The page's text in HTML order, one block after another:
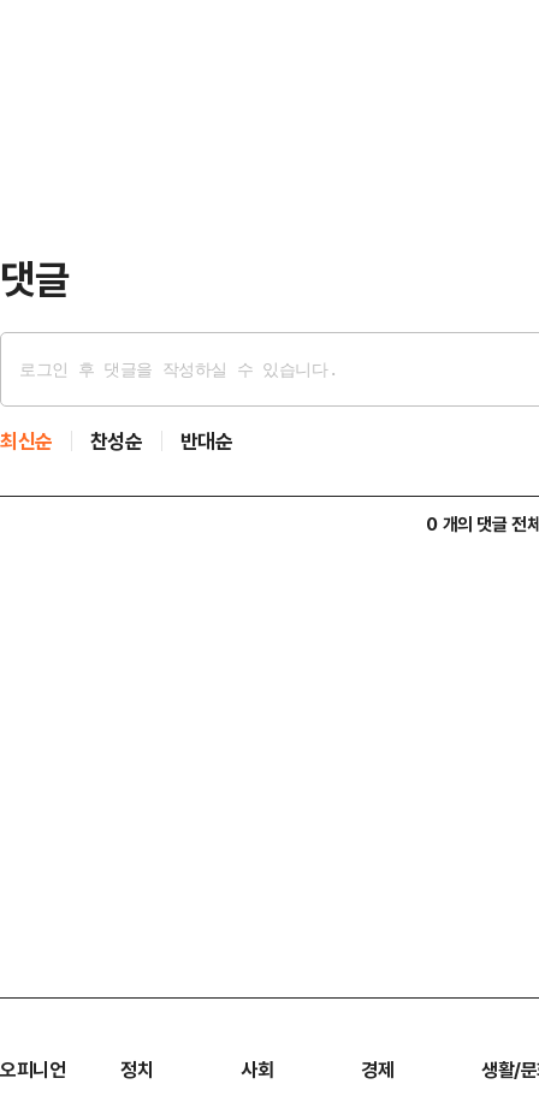
댓글
최신순 찬성순 반대순
0 개의 댓글 전
오피니언 정치 사회 경제 생활/